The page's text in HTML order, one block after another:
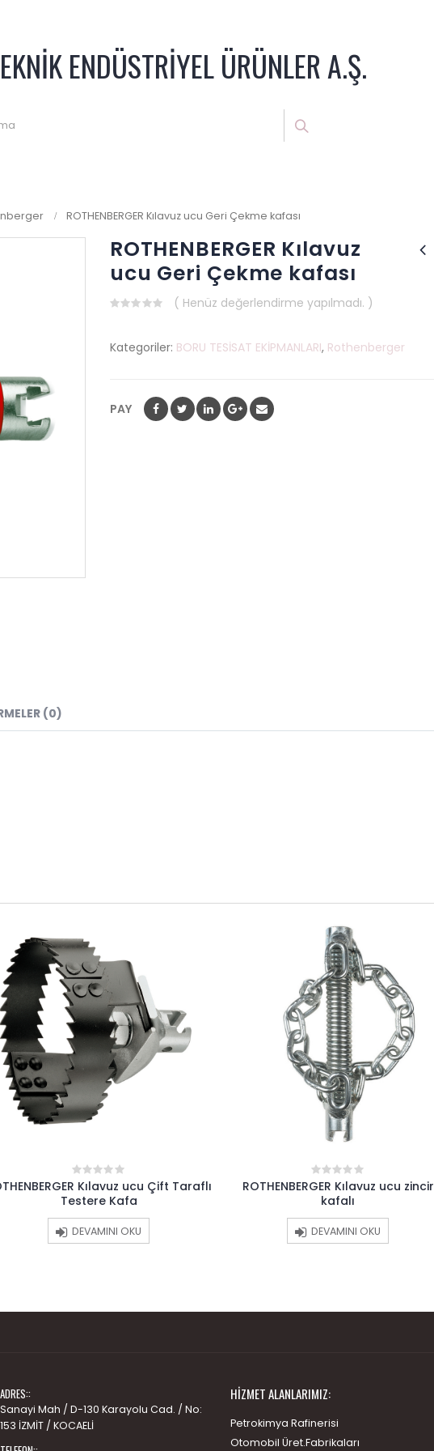
ENDÜSTRİYEL ÜRÜNLER A.Ş.
ROTHENBERGER Kılavuz ucu Geri Çekme kafası
ROTHENBERGER Kılavuz
ucu Geri Çekme kafası
5
( Henüz değerlendirme yapılmadı. )
Kategoriler: BORU TESİSAT EKİPMANLARI, Rothenberger
PAY
(0)
0
out
of
5
Kılavuz ucu Çift Taraflı
Testere Kafa
DEVAMINI OKU
0
out
of
5
ROTHENBERGER Kılavuz ucu zincir
kafalı
DEVAMINI OKU
ADRES::
Sanayi Mah / D-130 Karayolu Cad. / No:
153 İZMİT / KOCAELİ
HIZMET ALANLARIMIZ:
Petrokimya Rafinerisi
Otomobil Üret.Fabrikaları